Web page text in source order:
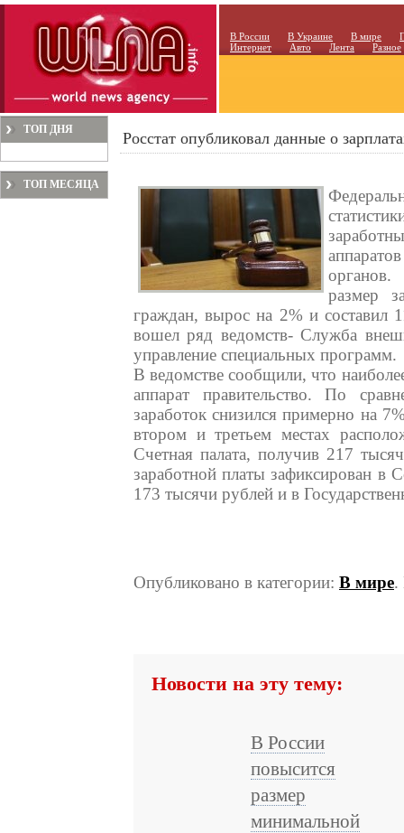
В России В Украине В мире
Интернет
Авто Лента Разное
ТОП ДНЯ
ТОП МЕСЯЦА
Росстат опубликовал данные о
размер
граждан, вырос на 2% и составил
вошел ряд ведомств- Служба
управление специальных программ.
В ведомстве сообщили, что
аппарат правительство. По
заработок снизился примерно на
втором и третьем местах
Счетная палата, получив 217
заработной платы зафиксирован в
173 тысячи рублей и в
Опубликовано в категории: В мире.
Новости на эту тему:
В России
повысится
размер
минимальной